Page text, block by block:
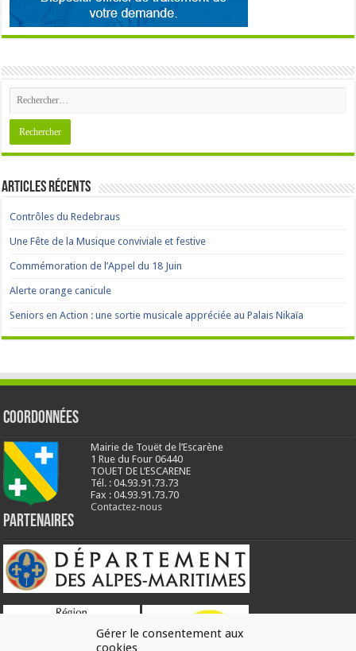
Gérer le consentement aux
cookies
Articles récents
Contrôles du Redebraus
Une Fête de la Musique conviviale et festive
Commémoration de l’Appel du 18 Juin
Alerte orange canicule
Seniors en Action : une sortie musicale appréciée au Palais Nikaïa
Coordonnées
Mairie de Touët de l’Escarène
1 Rue du Four 06440
TOUET DE L’ESCARENE
Tél. : 04.93.91.73.73
Fax : 04.93.91.73.70
Contactez-nous
Partenaires